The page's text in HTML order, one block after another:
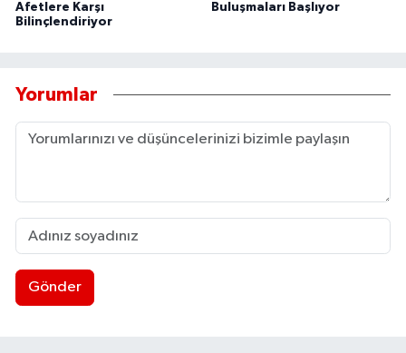
Afetlere Karşı
Bilinçlendiriyor
Buluşmaları Başlıyor
Yorumlar
Gönder